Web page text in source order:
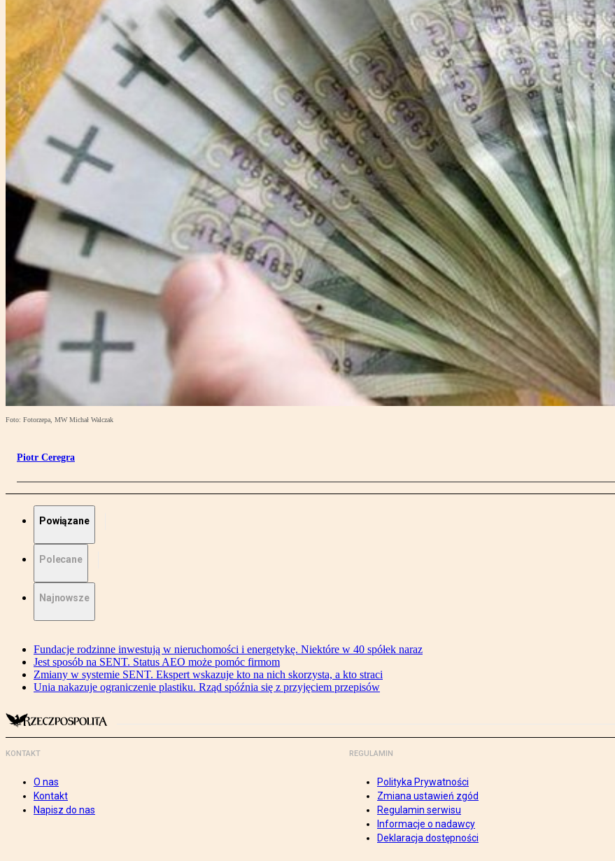
Foto: Fotorzepa, MW Michał Walczak
Piotr Ceregra
Powiązane
Polecane
Najnowsze
Fundacje rodzinne inwestują w nieruchomości i energetykę. Niektóre w 40 spółek naraz
Jest sposób na SENT. Status AEO może pomóc firmom
Zmiany w systemie SENT. Ekspert wskazuje kto na nich skorzysta, a kto straci
Unia nakazuje ograniczenie plastiku. Rząd spóźnia się z przyjęciem przepisów
KONTAKT
O nas
Kontakt
Napisz do nas
REGULAMIN
Polityka Prywatności
Zmiana ustawień zgód
Regulamin serwisu
Informacje o nadawcy
Deklaracja dostępności